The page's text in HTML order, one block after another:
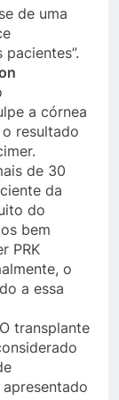
de uma
a córnea
resultado
de 30
da
do
bem
PRK
o
a essa
transplante